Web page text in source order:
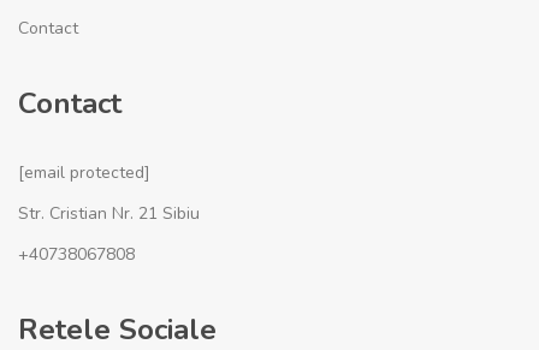
Contact
Contact
[email protected]
Str. Cristian Nr. 21 Sibiu
+40738067808
Retele Sociale